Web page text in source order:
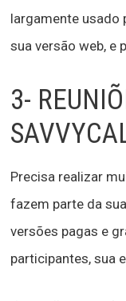
largamente usado
sua versão web, e
3-
Precisa realizar
fazem parte da
versões pagas e
participantes, sua